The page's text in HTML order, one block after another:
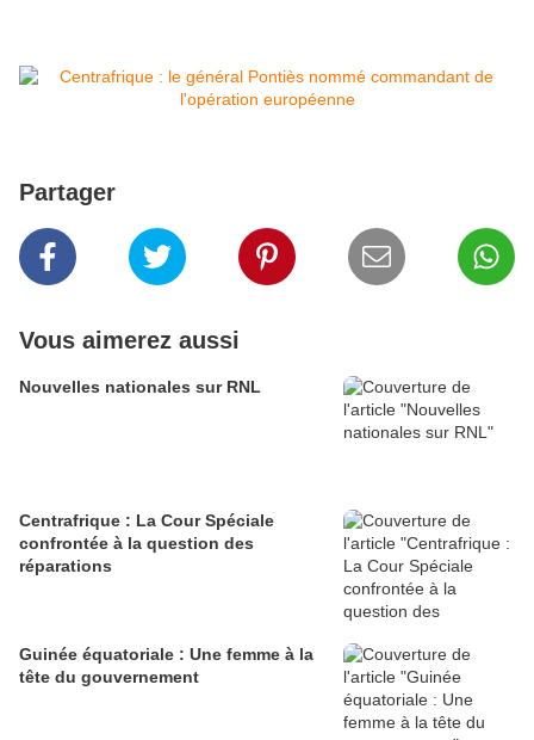
Partager
Vous aimerez aussi
Nouvelles nationales sur RNL
Centrafrique : La Cour Spéciale
confrontée à la question des
réparations
Guinée équatoriale : Une femme à la
tête du gouvernement